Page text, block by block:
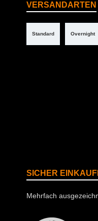
VERSANDARTEN
Standard Overnight
SICHER
Mehrfach